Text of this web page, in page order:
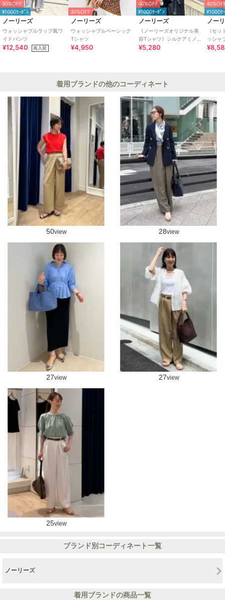
30%OFF
¥1000ｸｰﾎﾟﾝ
ノーリーズ
ウォッシャブルラップ風ワ
イドパンツ
¥12,540 再入荷
30%OFF
ノーリーズ
ウォッシャブルベーシック
Tシャツ
¥4,950
40%OFF
¥1000ｸｰﾎﾟﾝ
ノーリーズ
《ノーリーズオリジナル美
容Tシャツ》シルクアミノ
酸加工Ｔシャツ
¥5,280
¥1000ｸ
ノー
《セッ
ッシャ
Tブラ
着用ブランドの他のコーディネート
50view 28view
27view 27view
25view
ブランド別コーディネート一覧
ノーリーズ
着用ブランドの商品一覧